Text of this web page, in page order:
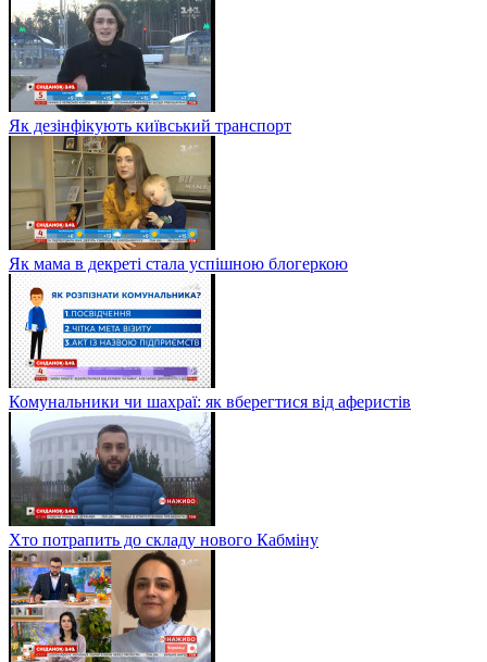
Як дезінфікують київський транспорт
Як мама в декреті стала успішною блогеркою
Комунальники чи шахраї: як вберегтися від аферистів
Хто потрапить до складу нового Кабміну